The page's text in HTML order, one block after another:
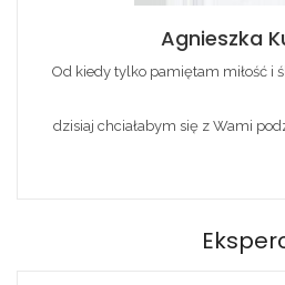
Agnieszka
Od kiedy tylko pamiętam miłość i
dzisiaj chciałabym się z Wami